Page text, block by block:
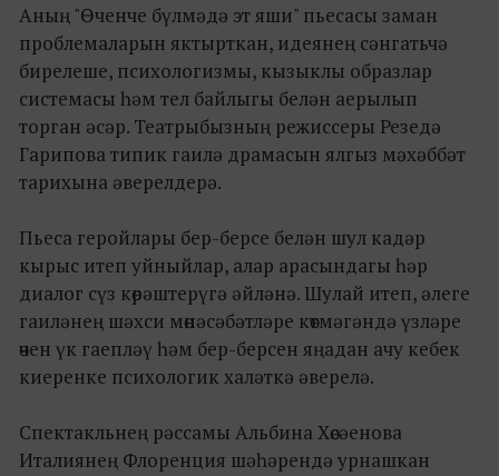
Аның "Өченче бүлмәдә эт яши" пьесасы заман
проблемаларын яктырткан, идеянең сәнгатьчә
бирелеше, психологизмы, кызыклы образлар
системасы һәм тел байлыгы белән аерылып
торган әсәр. Театрыбызның режиссеры Резедә
Гарипова типик гаилә драмасын ялгыз мәхәббәт
тарихына әверелдерә.
Пьеса геройлары бер-берсе белән шул кадәр
кырыс итеп уйныйлар, алар арасындагы һәр
диалог сүз көрәштерүгә әйләнә. Шулай итеп, әлеге
гаиләнең шәхси мөнәсәбәтләре көтмәгәндә үзләре
өчен үк гаепләү һәм бер-берсен яңадан ачу кебек
киеренке психологик халәткә әверелә.
Спектакльнең рәссамы Альбина Хөсәенова
Италиянең Флоренция шәһәрендә урнашкан